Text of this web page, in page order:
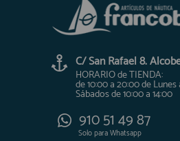
910 60 71 03
HORARIO de TIENDA:
de 10:00 a 20:00 de Lunes a Viernes
910 51 49 87 Solo para
Whatsapp
info@francobordo.com
C/ San Rafael 8.
HORARIO de TIENDA:
de 10:00 a 20:00 de
Sábados de 10:00 a 14:00
910 51 49 87
Solo paraWhatsapp